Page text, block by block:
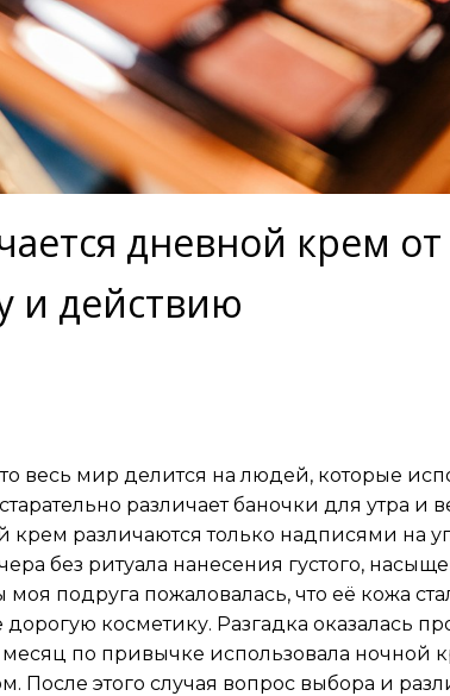
дневной крем
и действию
весь мир делится на людей, которые
различает баночки для утра и
различаются только надписями на
без ритуала нанесения густого,
подруга пожаловалась, что её кожа
косметику. Разгадка оказалась
по привычке использовала ночной
После этого случая вопрос выбора и